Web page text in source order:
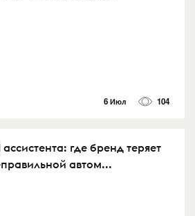
6 Июл 104
где бренд теряет
автом...